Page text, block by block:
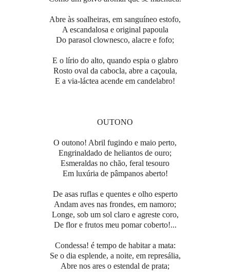
Abre às soalheiras, em sanguíneo estofo,
A escandalosa e original papoula
Do parasol clownesco, alacre e fofo;
E o lírio do alto, quando espia o glabro
Rosto oval da cabocla, abre a caçoula,
E a via-láctea acende em candelabro!
OUTONO
O outono! Abril fugindo e maio perto,
Engrinaldado de heliantos de ouro;
Esmeraldas no chão, feral tesouro
Em luxúria de pâmpanos aberto!
De asas ruflas e quentes e olho esperto
Andam aves nas frondes, em namoro;
Longe, sob um sol claro e agreste coro,
De flor e frutos meu pomar coberto!...
Condessa! é tempo de habitar a mata:
Se o dia esplende, a noite, em represália,
Abre nos ares o estendal de prata;